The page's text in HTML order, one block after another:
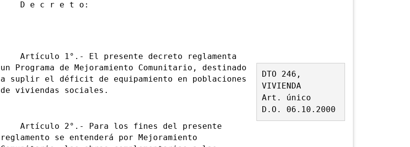
D e c r e t o:
Artículo 1°.- El presente decreto reglamenta
un
DTO 246,
VIVIENDA
Art. único
D.O. 06.10.2000
Programa de Mejoramiento Comunitario, destinado
a suplir el déficit de equipamiento en poblaciones
de viviendas sociales.
Artículo 2°.- Para los fines del presente
reglamento se entenderá por Mejoramiento